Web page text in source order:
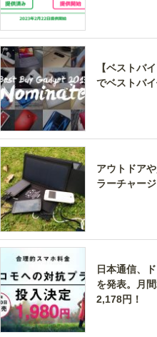
【ベストバ
でベストバ
アウトドア
ラーチャー
日本通信、
を発表。月
2,178円！